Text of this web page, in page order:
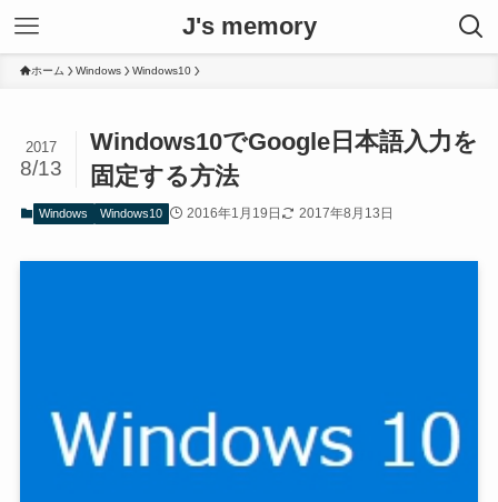
J's memory
ホーム Windows Windows10
Windows10でGoogle日本語入力を
固定する方法
2017
8/13
Windows Windows10 2016年1月19日 2017年8月13日